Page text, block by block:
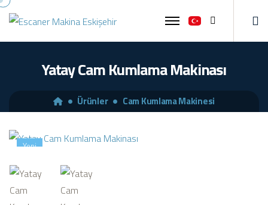
Ara
Yatay Cam Kumlama Makinası
Ürünler Cam Kumlama Makinesi
Yeni